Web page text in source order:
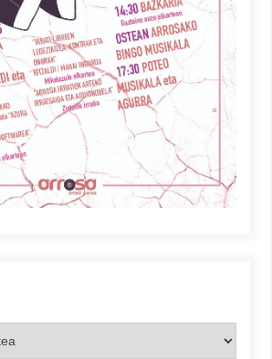
Arrosaren laburpen bideoa Hamaika
Telebistaren eskutik
2021/06/30